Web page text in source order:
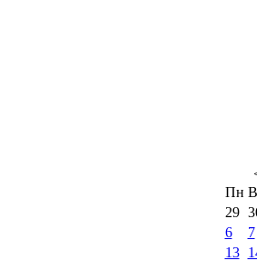
Пн
29
6
7
13